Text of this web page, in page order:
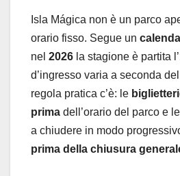
Isla Mágica non è un parco
orario fisso. Segue un
nel 2026 la stagione è partita l’
d’ingresso varia a seconda
regola pratica c’è: le
prima dell’orario del parco e
a chiudere in modo
prima della chiusura